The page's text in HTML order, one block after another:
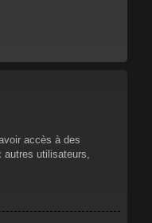
accès à des
autres utilisateurs,